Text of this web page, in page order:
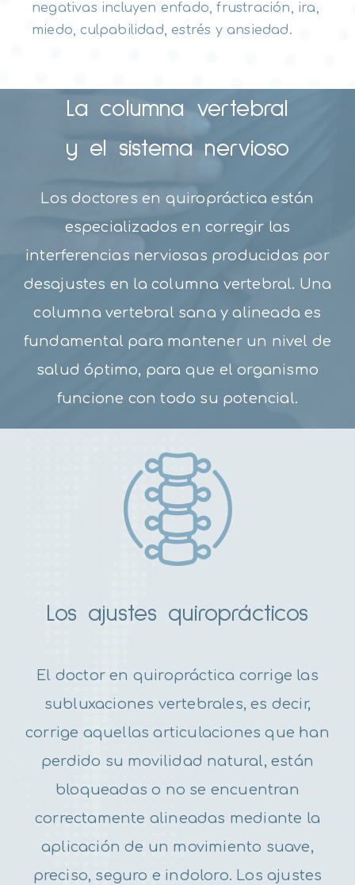
negativas incluyen enfado, frustración, ira,
miedo, culpabilidad, estrés y ansiedad.
La columna vertebral
y el sistema nervioso
Los doctores en quiropráctica están
especializados en corregir las
interferencias nerviosas producidas por
desajustes en la columna vertebral. Una
columna vertebral sana y alineada es
fundamental para mantener un nivel de
salud óptimo, para que el organismo
funcione con todo su potencial.
Los ajustes quiroprácticos
El doctor en quiropráctica corrige las
subluxaciones vertebrales, es decir,
corrige aquellas articulaciones que han
perdido su movilidad natural, están
bloqueadas o no se encuentran
correctamente alineadas mediante la
aplicación de un movimiento suave,
preciso, seguro e indoloro. Los ajustes